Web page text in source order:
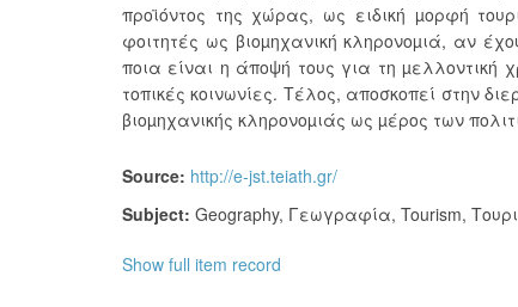
προϊόντος της χώρας, ως ειδική µορφή
φοιτητές ως βιοµηχανική κληρονοµιά, αν
ποια είναι η άποψή τους για τη µελλοντική
τοπικές κοινωνίες. Τέλος, αποσκοπεί στην
βιοµηχανικής κληρονοµιάς ως µέρος των
Source: http://e-jst.teiath.gr/
Subject: Geography, Γεωγραφία, Tourism,
Show full item record